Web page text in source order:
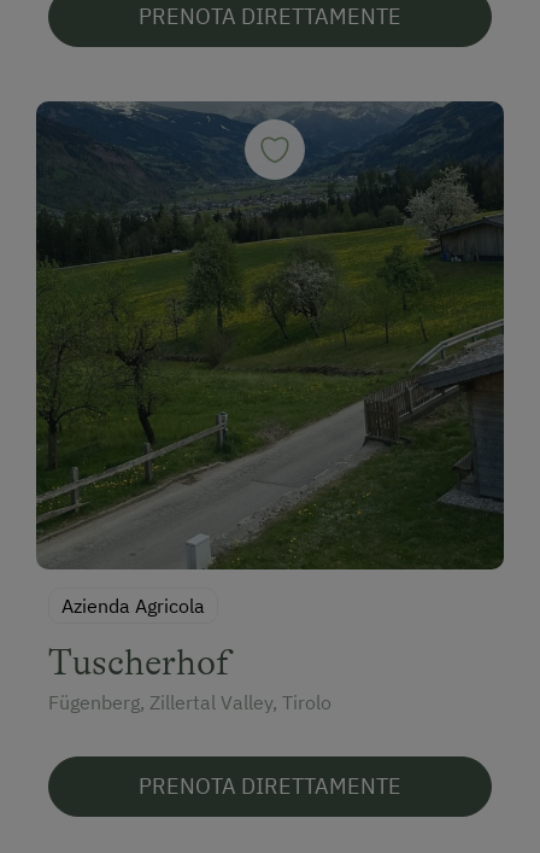
PRENOTA DIRETTAMENTE
Azienda Agricola
Tuscherhof
Fügenberg, Zillertal Valley, Tirolo
PRENOTA DIRETTAMENTE